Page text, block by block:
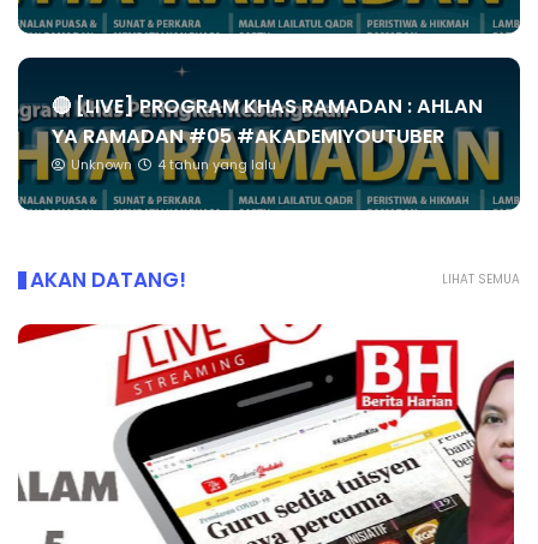
🔴 [LIVE] PROGRAM KHAS RAMADAN : AHLAN
YA RAMADAN #05 #AKADEMIYOUTUBER
Unknown 4 tahun yang lalu
LIHAT SEMUA
AKAN DATANG!